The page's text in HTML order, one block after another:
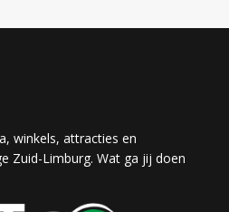
winkels, attracties en
Zuid-Limburg. Wat ga jij doen